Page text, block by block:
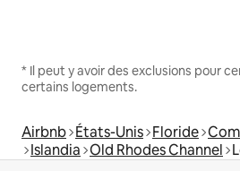
* Il peut y avoir des exclusions pour
certains logements.
Airbnb États-Unis Floride
Islandia Old Rhodes Channel